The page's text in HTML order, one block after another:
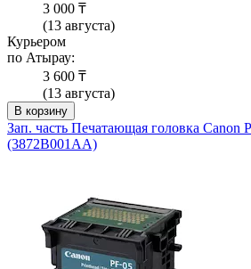
3 000 ₸
(13 августа)
Курьером
по Атырау:
3 600 ₸
(13 августа)
В корзину
Зап. часть Печатающая головка
(3872B001AA)